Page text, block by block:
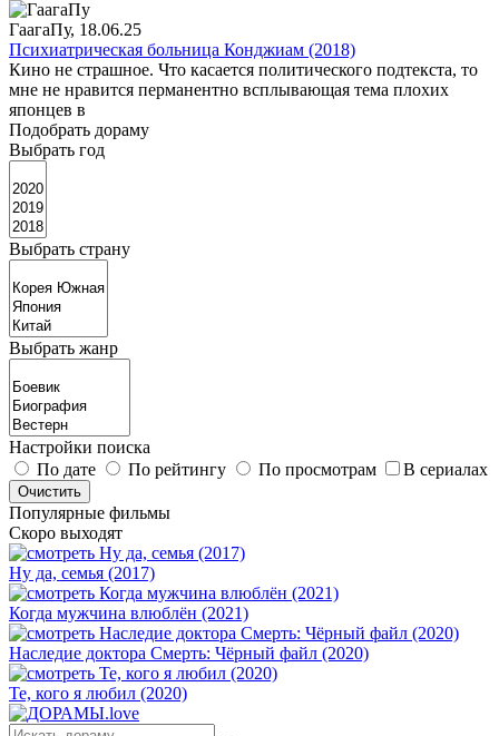
ГаагаПу, 18.06.25
Психиатрическая больница Конджиам (2018)
Кино не страшное. Что касается политического подтекста, то
мне не нравится перманентно всплывающая тема плохих
японцев в
Подобрать дораму
Выбрать год
Выбрать страну
Выбрать жанр
Настройки поиска
По дате
По рейтингу По просмотрам В сериалах
Популярные фильмы
Скоро выходят
Ну да, семья (2017)
Когда мужчина влюблён (2021)
Наследие доктора Смерть: Чёрный файл (2020)
Те, кого я любил (2020)